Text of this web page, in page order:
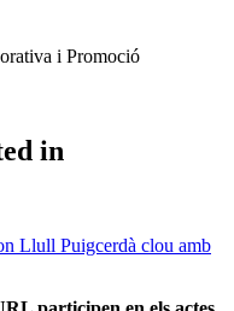
i Promoció
in
Llull Puigcerdà clou amb